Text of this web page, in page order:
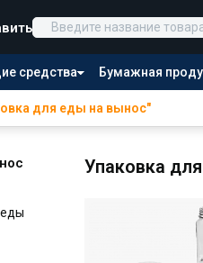
средства Бумажная
Продукты питания
для еды на вынос"
Упаковка